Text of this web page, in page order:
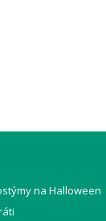
na Halloween